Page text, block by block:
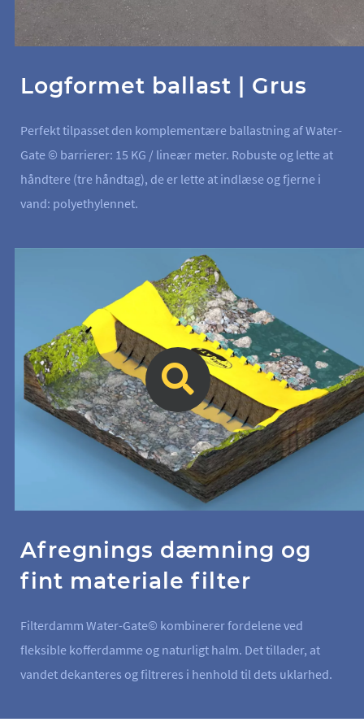
Logformet ballast | Grus
Perfekt tilpasset den komplementære ballastning af Water-
Gate © barrierer: 15 KG / lineær meter. Robuste og lette at
håndtere (tre håndtag), de er lette at indlæse og fjerne i
vand: polyethylennet.
Afregnings dæmning og
fint materiale filter
Filterdamm Water-Gate© kombinerer fordelene ved
fleksible kofferdamme og naturligt halm. Det tillader, at
vandet dekanteres og filtreres i henhold til dets uklarhed.